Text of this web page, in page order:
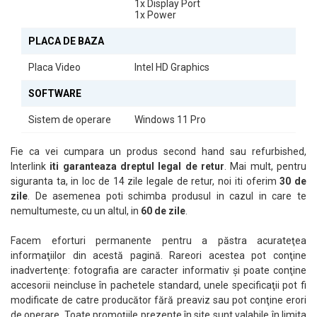
1x Display Port
1x Power
PLACA DE BAZA
Placa Video Intel HD Graphics
SOFTWARE
Sistem de operare Windows 11 Pro
Fie ca vei cumpara un produs second hand sau refurbished,
Interlink iti garanteaza dreptul legal de retur . Mai mult, pentru
siguranta ta, in loc de 14 zile legale de retur, noi iti oferim30 de
zile . De asemenea poti schimba produsul in cazul in care te
nemultumeste, cu un altul, in 60 de zile
Facem eforturi permanente pentru a păstra acurateţea
informaţiilor din acestă pagină. Rareori acestea pot conţine
inadvertenţe: fotografia are caracter informativ şi poate conţine
accesorii neincluse în pachetele standard, unele specificaţii pot fi
modificate de catre producător fără preaviz sau pot conţine erori
de operare. Toate promoţiile prezente în site sunt valabile în limita